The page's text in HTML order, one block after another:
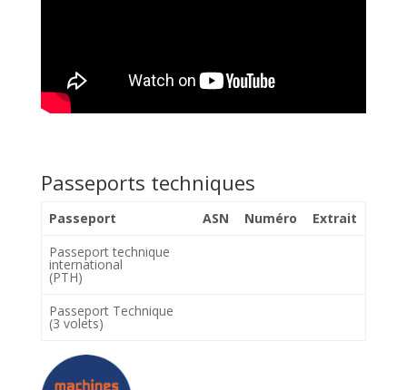
Passeports techniques
Passeport ASN Numéro
Extrait
Passeport technique
international
(PTH)
Passeport Technique
(3 volets)